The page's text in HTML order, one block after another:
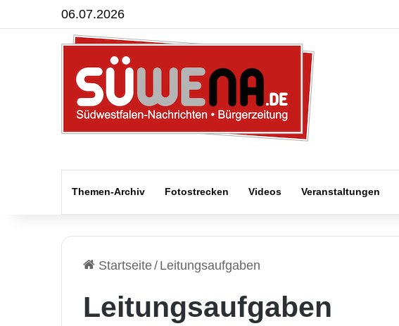
06.07.2026
Themen-Archiv Fotostrecken Videos Veranstaltungen
Startseite/ Leitungsaufgaben
Leitungsaufgaben